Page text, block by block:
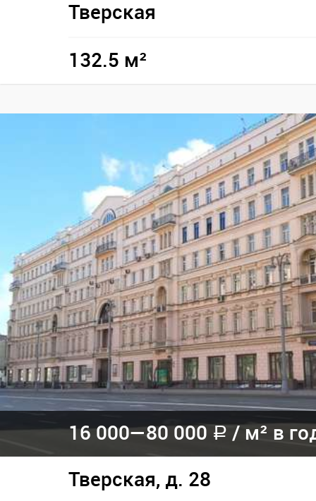
Тверская
132.5 м²
16 000—80 000 a / м² в
Тверская, д. 28